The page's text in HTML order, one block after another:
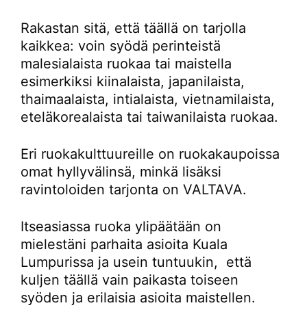
Rakastan sitä, että täällä on tarjolla
kaikkea: voin syödä perinteistä
malesialaista ruokaa tai maistella
esimerkiksi kiinalaista, japanilaista,
thaimaalaista, intialaista, vietnamilaista,
eteläkorealaista tai taiwanilaista ruokaa.
Eri ruokakulttuureille on ruokakaupoissa
omat hyllyvälinsä, minkä lisäksi
ravintoloiden tarjonta on VALTAVA.
Itseasiassa ruoka ylipäätään on
mielestäni parhaita asioita Kuala
Lumpurissa ja usein tuntuukin, että
kuljen täällä vain paikasta toiseen
syöden ja erilaisia asioita maistellen.